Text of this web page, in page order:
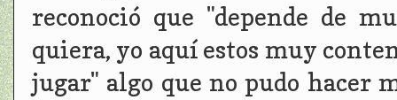
reconoció que "depende de
quiera, yo aquí estos muy
jugar" algo que no pudo hacer